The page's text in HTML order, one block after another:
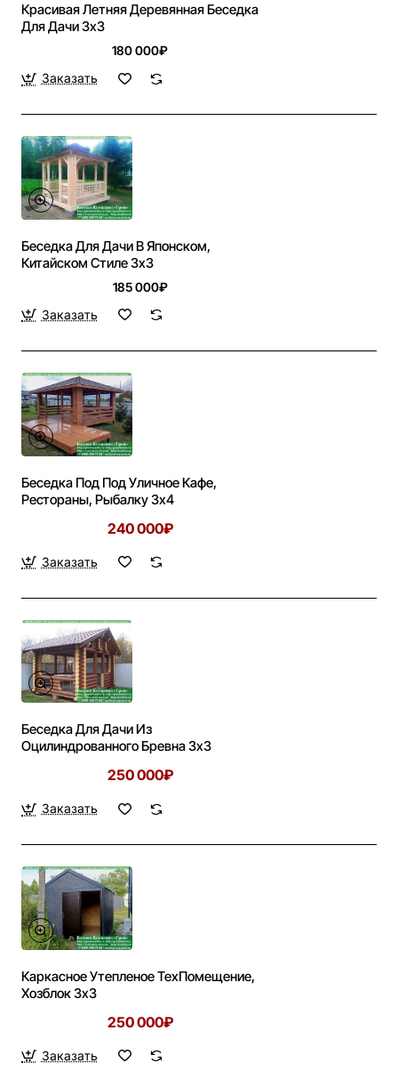
Красивая Летняя Деревянная Беседка
Для Дачи 3х3
180 000₽
Заказать
Беседка Для Дачи В Японском,
Китайском Стиле 3х3
185 000₽
Заказать
Беседка Под Под Уличное Кафе,
Рестораны, Рыбалку 3х4
240 000₽
Заказать
Беседка Для Дачи Из
Оцилиндрованного Бревна 3х3
250 000₽
Заказать
Каркасное Утепленое ТехПомещение,
Хозблок 3х3
250 000₽
Заказать